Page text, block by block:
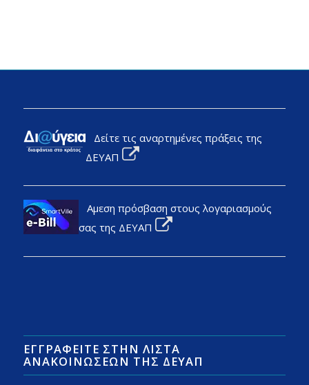
Δείτε τις αναρτημένες πράξεις της
ΔΕΥΑΠ
Αμεση πρόσβαση στους λογαριασμούς
σας της ΔΕΥΑΠ
ΕΓΓΡΑΦΕΊΤΕ ΣΤΗΝ ΛΊΣΤΑ
ΑΝΑΚΟΙΝΏΣΕΩΝ ΤΗΣ ΔΕΥΑΠ